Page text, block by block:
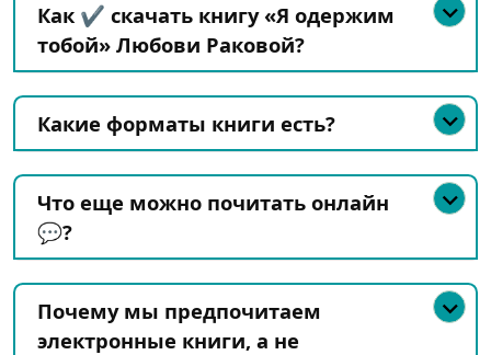
Как ✔️ скачать книгу «Я одержим
тобой» Любови Раковой?
Какие форматы книги есть?
Что еще можно почитать онлайн
💬?
Почему мы предпочитаем
электронные книги, а не